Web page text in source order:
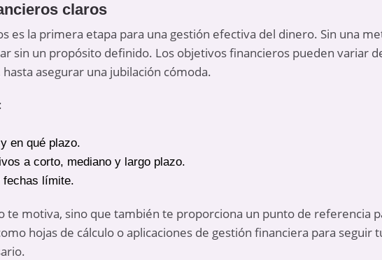
claros
es la primera etapa para una gestión efectiva del dinero. Sin una
sin un propósito definido. Los objetivos financieros pueden variar
asegurar una jubilación cómoda.
en qué plazo.
a corto, mediano y largo plazo.
límite.
te motiva, sino que también te proporciona un punto de referencia
hojas de cálculo o aplicaciones de gestión financiera para seguir